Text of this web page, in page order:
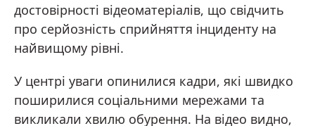
достовірності відеоматеріалів, що свідчить
про серйозність сприйняття інциденту на
найвищому рівні.
У центрі уваги опинилися кадри, які швидко
поширилися соціальними мережами та
викликали хвилю обурення. На відео видно,